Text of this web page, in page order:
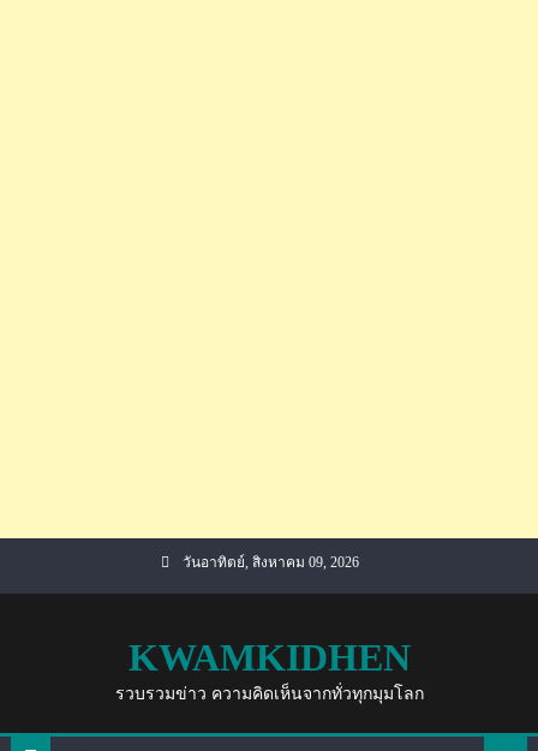
วันอาทิตย์, สิงหาคม 09, 2026
KWAMKIDHEN
รวบรวมข่าว ความคิดเห็นจากทั่วทุกมุมโลก